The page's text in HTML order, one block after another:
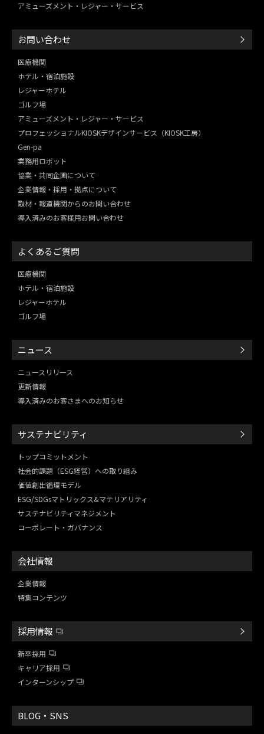
アミューズメント・レジャー・ サービス
お問い合わせ
医療機関
ホテル・宿泊施設
レジャーホテル
ゴルフ場
アミューズメント・レジャー・ サービス
プロフェッショナルKIOSKデザインサービス（KIOSK工房）
Gen-pa
業務用ロボット
協業・共同企画について
企業情報・採用・拠点について
取材・報道機関からのお問い合わせ
導入済みのお客様用お問い合わせ
よくあるご質問
医療機関
ホテル・宿泊施設
レジャーホテル
ゴルフ場
ニュース
ニュースリリース
更新情報
導入済みのお客さまへのお知らせ
サステナビリティ
トップコミットメント
社会的課題（ESG経営） への取り組み
価値創出循環モデル
ESG/SDGsマトリックス&マテリアリティ
サステナビリティマネジメント
コーポレート・ガバナンス
会社情報
企業情報
特集コンテンツ
採用情報
新卒採用
キャリア採用
インターンシップ
BLOG・SNS